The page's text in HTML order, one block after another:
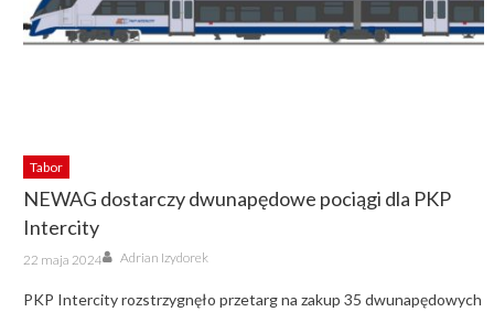
Tabor
NEWAG dostarczy dwunapędowe pociągi dla PKP
Intercity
Posted
on
22 maja 2024 Author
Adrian Izydorek
PKP Intercity rozstrzygnęło przetarg na zakup 35 dwunapędowych